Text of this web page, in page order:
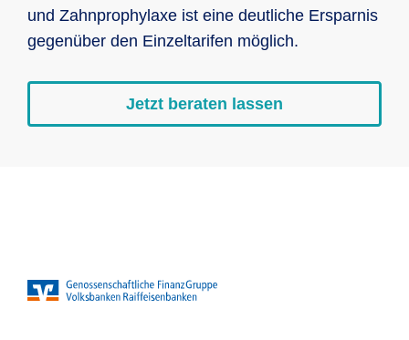
und Zahnprophylaxe ist eine deutliche Ersparnis
gegenüber den Einzeltarifen möglich.
Jetzt beraten lassen